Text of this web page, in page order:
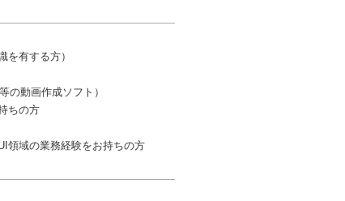
有する方）
の動画作成ソフト）
ちの方
領域の業務経験をお持ちの方